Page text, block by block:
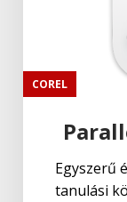
COREL
Egyszerű
tanulási